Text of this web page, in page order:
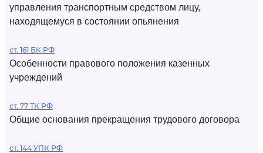
управления транспортным средством лицу,
находящемуся в состоянии опьянения
ст. 161 БК РФ
Особенности правового положения казенных
учреждений
ст. 77 ТК РФ
Общие основания прекращения трудового договора
ст. 144 УПК РФ